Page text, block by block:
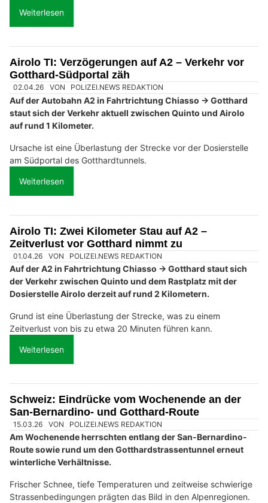
Weiterlesen
Airolo TI: Verzögerungen auf A2 – Verkehr vor
Gotthard-Südportal zäh
02.04.26 VON POLIZEI.NEWS REDAKTION
Auf der Autobahn A2 in Fahrtrichtung Chiasso → Gotthard
staut sich der Verkehr aktuell zwischen Quinto und Airolo
auf rund 1 Kilometer.
Ursache ist eine Überlastung der Strecke vor der Dosierstelle
am Südportal des Gotthardtunnels.
Weiterlesen
Airolo TI: Zwei Kilometer Stau auf A2 –
Zeitverlust vor Gotthard nimmt zu
01.04.26 VON POLIZEI.NEWS REDAKTION
Auf der A2 in Fahrtrichtung Chiasso → Gotthard staut sich
der Verkehr zwischen Quinto und dem Rastplatz mit der
Dosierstelle Airolo derzeit auf rund 2 Kilometern.
Grund ist eine Überlastung der Strecke, was zu einem
Zeitverlust von bis zu etwa 20 Minuten führen kann.
Weiterlesen
Schweiz: Eindrücke vom Wochenende an der
San-Bernardino- und Gotthard-Route
15.03.26 VON POLIZEI.NEWS REDAKTION
Am Wochenende herrschten entlang der San-Bernardino-
Route sowie rund um den Gotthardstrassentunnel erneut
winterliche Verhältnisse.
Frischer Schnee, tiefe Temperaturen und zeitweise schwierige
Strassenbedingungen prägten das Bild in den Alpenregionen.